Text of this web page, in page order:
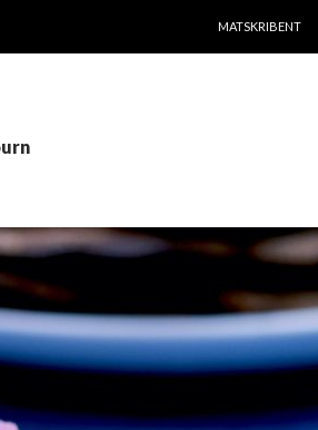
MATSKRIBENT